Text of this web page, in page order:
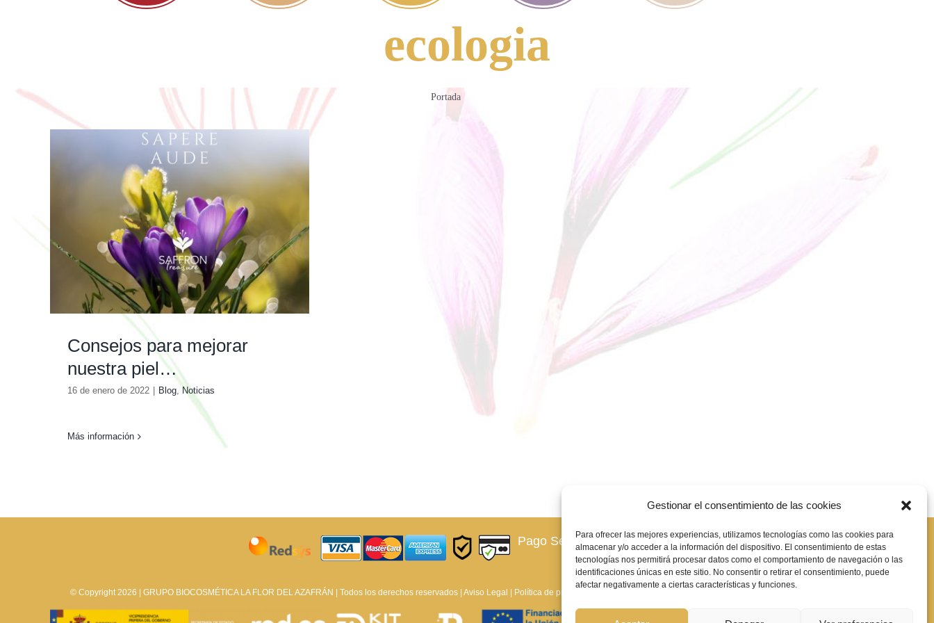
Gestionar el consentimiento de las cookies
Para ofrecer las mejores experiencias, utilizamos tecnologías como las cookies para
almacenar y/o acceder a la información del dispositivo. El consentimiento de estas
tecnologías nos permitirá procesar datos como el comportamiento de navegación o las
identificaciones únicas en este sitio. No consentir o retirar el consentimiento, puede
afectar negativamente a ciertas características y funciones.
ecologia
Portada»
Consejos para mejorar
nuestra piel…
16 de enero de 2022 Blog, Noticias
Más información
Pago Seguro –¿Que significa?
© Copyright 2026 | GRUPO BIOCOSMÉTICA LA FLOR DEL AZAFRÁN | Todos los derechos reservados | Aviso Legal Política de privacidad